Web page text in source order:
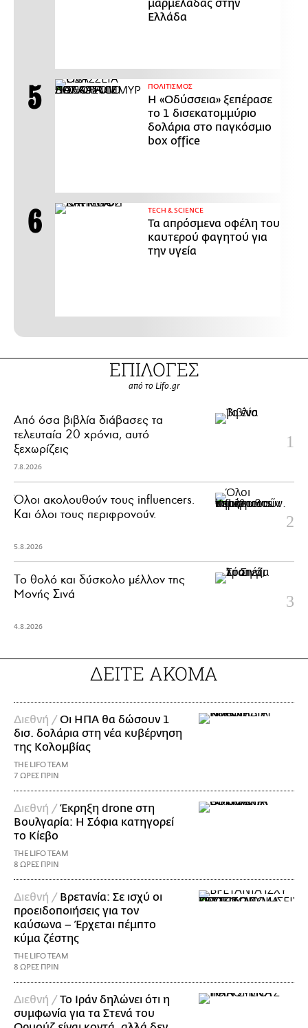
μαρμελάδας στην
Ελλάδα
ΠΟΛΙΤΙΣΜΟΣ
Η «Οδύσσεια» ξεπέρασε
το 1 δισεκατομμύριο
δολάρια στο παγκόσμιο
box office
ΤECH & SCIENCE
Τα απρόσμενα οφέλη του
καυτερού φαγητού για
την υγεία
ΕΠΙΛΟΓΕΣ
από το Lifo.gr
Από όσα βιβλία διάβασες τα
τελευταία 20 χρόνια, αυτό
ξεχωρίζεις
7.8.2026
Όλοι ακολουθούν τους influencers.
Και όλοι τους περιφρονούν.
5.8.2026
Το θολό και δύσκολο μέλλον της
Μονής Σινά
4.8.2026
ΔΕΙΤΕ ΑΚΟΜΑ
Διεθνή /Οι ΗΠΑ θα δώσουν 1
δισ. δολάρια στη νέα κυβέρνηση
της Κολομβίας
THE LIFO TEAM
7 ΩΡΕΣ ΠΡΙΝ
Διεθνή /Έκρηξη drone στη
Βουλγαρία: Η Σόφια κατηγορεί
το Κίεβο
THE LIFO TEAM
8 ΩΡΕΣ ΠΡΙΝ
Διεθνή / Βρετανία: Σε ισχύ οι
προειδοποιήσεις για τον
καύσωνα – Έρχεται πέμπτο
κύμα ζέστης
THE LIFO TEAM
8 ΩΡΕΣ ΠΡΙΝ
Διεθνή /Το Ιράν δηλώνει ότι η
συμφωνία για τα Στενά του